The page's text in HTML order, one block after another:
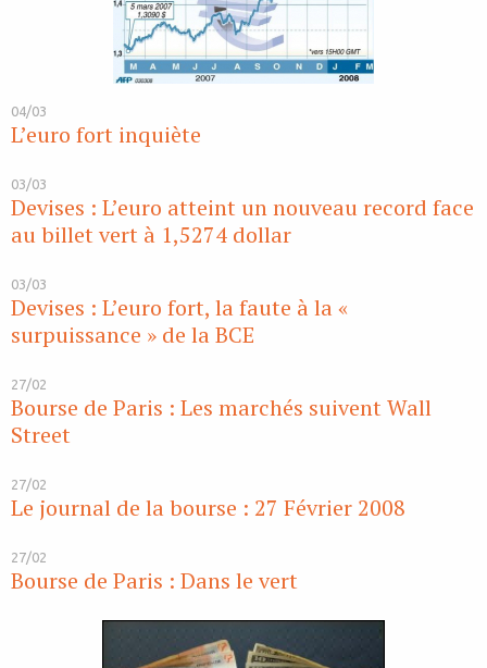
04/03
L’euro fort inquiète
03/03
Devises : L’euro atteint un nouveau record face
au billet vert à 1,5274 dollar
03/03
Devises : L’euro fort, la faute à la «
surpuissance » de la BCE
27/02
Bourse de Paris : Les marchés suivent Wall
Street
27/02
Le journal de la bourse : 27 Février 2008
27/02
Bourse de Paris : Dans le vert